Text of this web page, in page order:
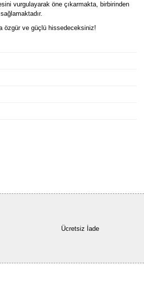
vurgulayarak öne çıkarmakta, birbirinden
özgür ve güçlü hissedeceksiniz!
Ücretsiz İade